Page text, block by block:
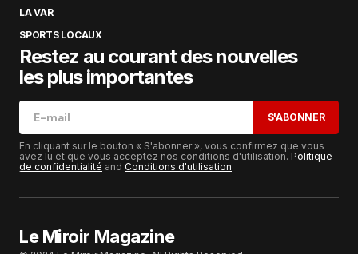
LA VAR
SPORTS LOCAUX
Restez au courant des nouvelles
les plus importantes
S'ABONNER
En cliquant sur le bouton « S'abonner », vous confirmez que vous
avez lu et que vous acceptez nos conditions d'utilisation. Politique
de confidentialité and Conditions d'utilisation
Le Miroir Magazine